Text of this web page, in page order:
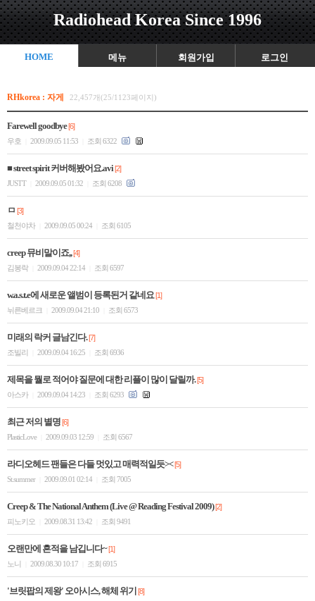
Radiohead Korea Since 1996
HOME 메뉴 회원가입 로그인
RHkorea : 자게 22,457개(25/1123페이지)
Farewell goodbye[6]
우호
2009.09.05 11:53 조회 6322
■ street spirit 커버해봤어요.avi[2]
JUSTT
2009.09.05 01:32 조회 6208
ㅁ [3]
철천야차
2009.09.05 00:24 조회 6105
creep 뮤비말이죠,,[4]
김봉락
2009.09.04 22:14 조회 6597
w.a.s.t.e에 새로운 앨범이 등록된거 같네요[1]
뉘른베르크
2009.09.04 21:10 조회 6573
미래의 락커 글남긴다.[7]
조빌리
2009.09.04 16:25 조회 6936
제목을 뭘로 적어야 질문에 대한 리플이 많이 달릴까.[5]
아스카
2009.09.04 14:23 조회 6293
최근 저의 별명[6]
PlasticLove
2009.09.03 12:59 조회 6567
라디오헤드 팬들은 다들 멋있고 매력적일듯><[5]
St.summer
2009.09.01 02:14 조회 7005
Creep & The National Anthem (Live @ Reading Festival 2009)[2]
피노키오
2009.08.31 13:42 조회 9491
오랜만에 흔적을 남깁니다~[1]
노니
2009.08.30 10:17 조회 6915
'브릿팝의 제왕' 오아시스, 해체 위기 [8]